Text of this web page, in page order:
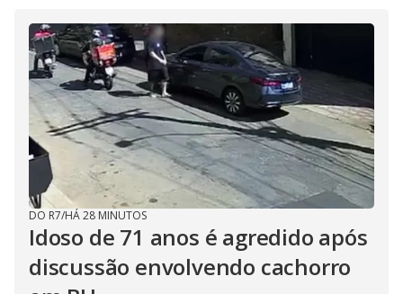
DO R7/HÁ 28 MINUTOS
Idoso de 71 anos é agredido após
discussão envolvendo cachorro